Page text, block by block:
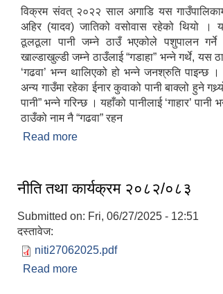
विक्रम संवत् २०२२ साल अगाडि यस
अहिर (यादव) जातिको वसोवास रहेको थियो ।
ठूलठूला पानी जम्ने ठाउँ भएकोले पशुपालन गर्ने
खाल्डाखुल्डी जम्ने ठाउँलाई “गडाहा” भन्ने गर्थे, यस
‘गढवा’ भन्न थालिएको हो भन्ने जनश्रुति पाइन्छ
अन्य गाउँमा रहेका ईनार कुवाको पानी बाक्लो हुने
पानी” भन्ने गरिन्छ । यहाँको पानीलाई ‘गाहार’
ठाउँको नाम नै “गढवा” रहन
Read more
नीति तथा कार्यक्रम २०८२/०८३
Submitted on: Fri, 06/27/2025 - 12:51
दस्तावेज:
niti27062025.pdf
Read more